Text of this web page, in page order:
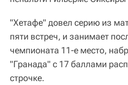
"Хетафе" довел серию из
пяти встреч, и занимает
чемпионата 11-е место,
"Гранада" с 17 баллами
строчке.